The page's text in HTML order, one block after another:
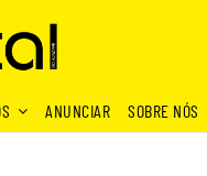
ANUNCIAR SOBRE NÓS